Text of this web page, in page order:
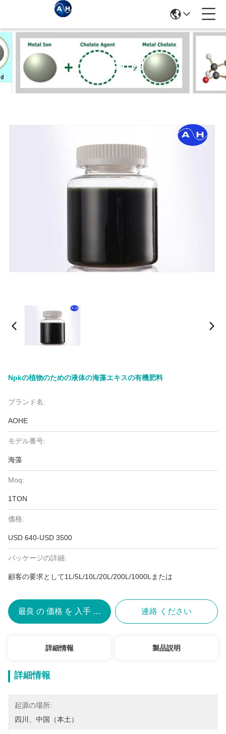
商品の詳細
Npkの植物のための液体の海藻エキスの有機肥料
ブランド名:
AOHE
モデル番号:
海藻
Moq:
1TON
価格:
USD 640-USD 3500
パッケージの詳細:
顧客の要求として1L/5L/10L/20L/200L/1000Lまたは
最良 の 価格 を 入手 する 連絡 ください
詳細情報 製品説明
詳細情報
起源の場所:
四川、中国（本土）